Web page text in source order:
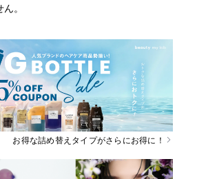
。
お得な詰め替えタイプがさらにお得に！